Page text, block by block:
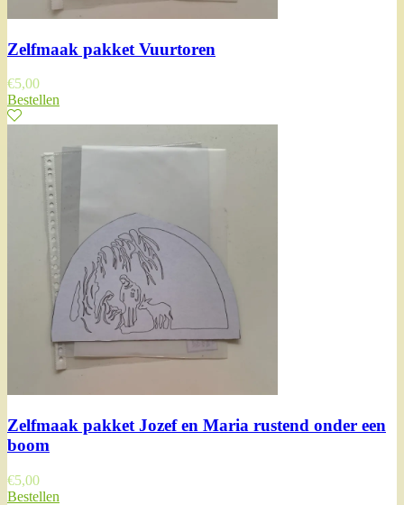
Zelfmaak pakket Vuurtoren
€5,00
Bestellen
Zelfmaak pakket Jozef en Maria rustend onder een
boom
€5,00
Bestellen